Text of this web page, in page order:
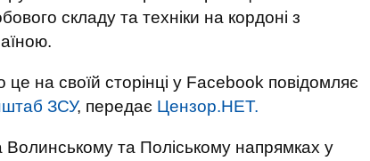
складу та техніки на кордоні з
це на своїй сторінці у Facebook повідомляє
ЗСУ, передає Цензор.НЕТ.
Волинському та Поліському напрямках у